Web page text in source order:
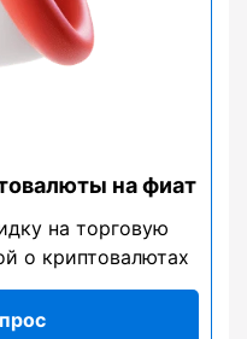
на фиат
на торговую
о криптовалютах